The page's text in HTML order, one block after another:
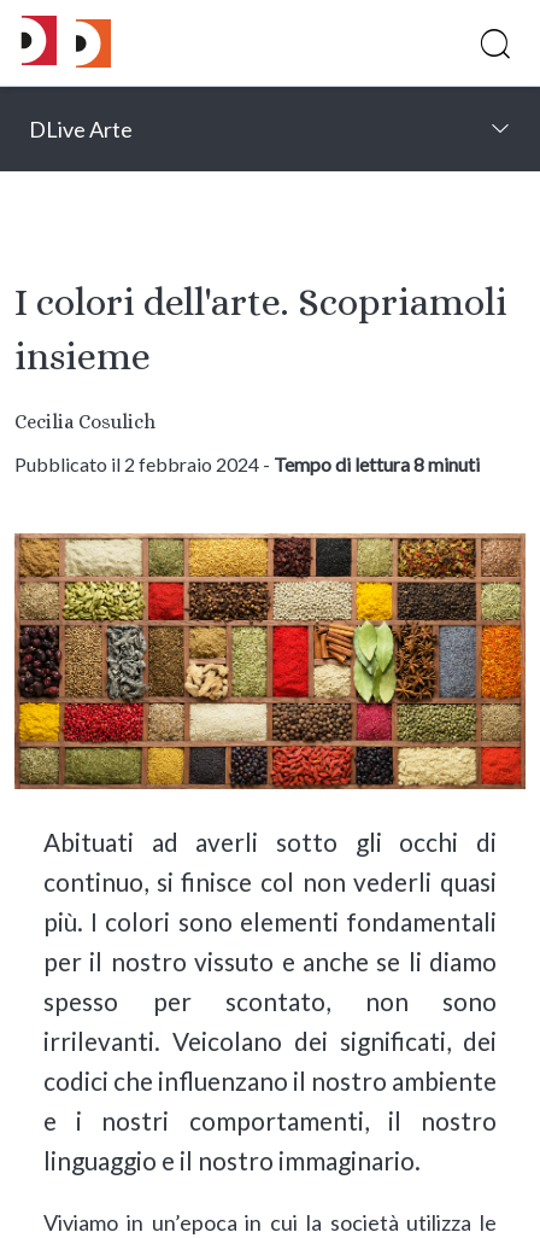
DLive Arte
I colori dell'arte. Scopriamoli
insieme
Cecilia Cosulich
Pubblicato il 2 febbraio 2024 - Tempo di lettura 8 minuti
Abituati ad averli sotto gli occhi di
continuo, si finisce col non vederli quasi
più. I colori sono elementi fondamentali
per il nostro vissuto e anche se li diamo
spesso per scontato, non sono
irrilevanti. Veicolano dei significati, dei
codici che influenzano il nostro ambiente
e i nostri comportamenti, il nostro
linguaggio e il nostro immaginario.
Viviamo in un’epoca in cui la società utilizza le